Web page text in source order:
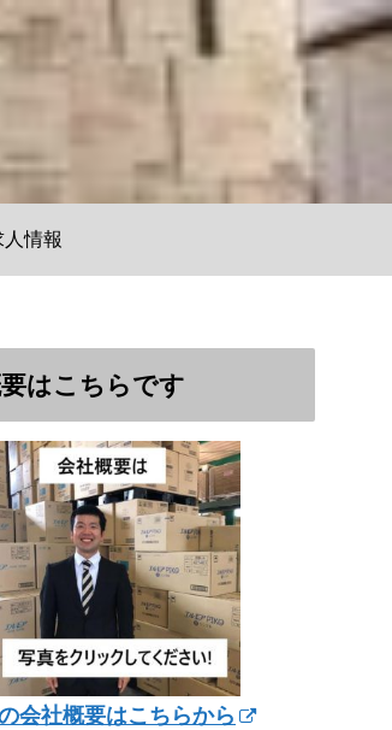
人情報
はこちらです
会社概要はこちらから